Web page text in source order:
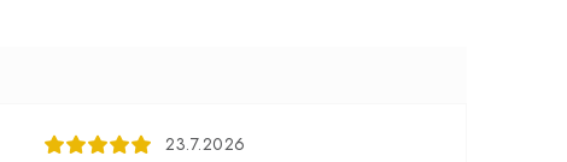
23.7.2026